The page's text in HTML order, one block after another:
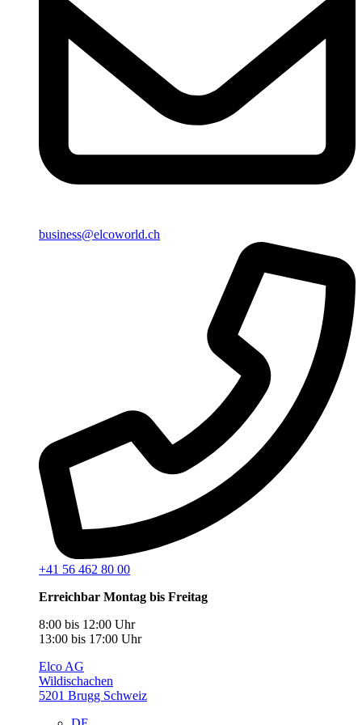
business@elcoworld.ch
+41 56 462 80 00
Erreichbar Montag bis Freitag
8:00 bis 12:00 Uhr
13:00 bis 17:00 Uhr
Elco AG
Wildischachen
5201 Brugg Schweiz